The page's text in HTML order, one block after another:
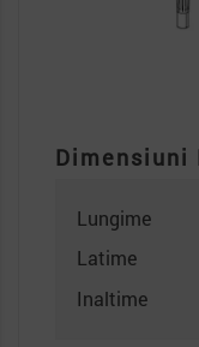
Dimensiuni
Lungime
Latime
Inaltime